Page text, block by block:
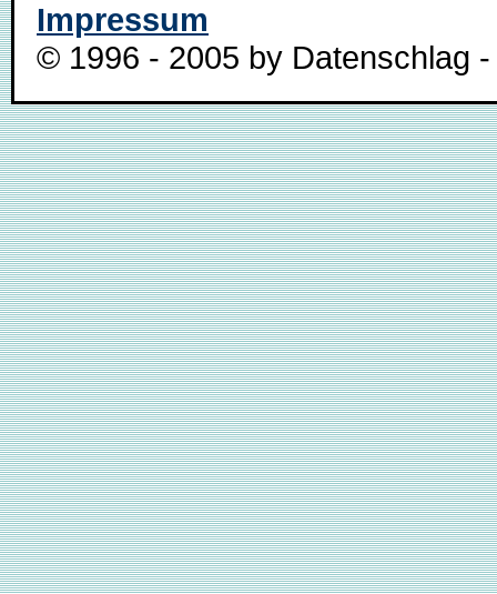
Impressum
© 1996 - 2005 by Datenschlag